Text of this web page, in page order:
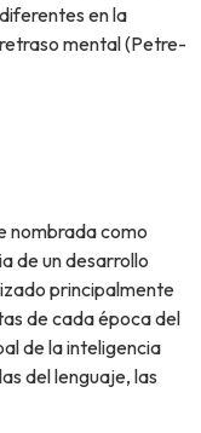
en la
mental (Petre-
nombrada como
de un desarrollo
principalmente
de cada época del
de la inteligencia
del lenguaje, las